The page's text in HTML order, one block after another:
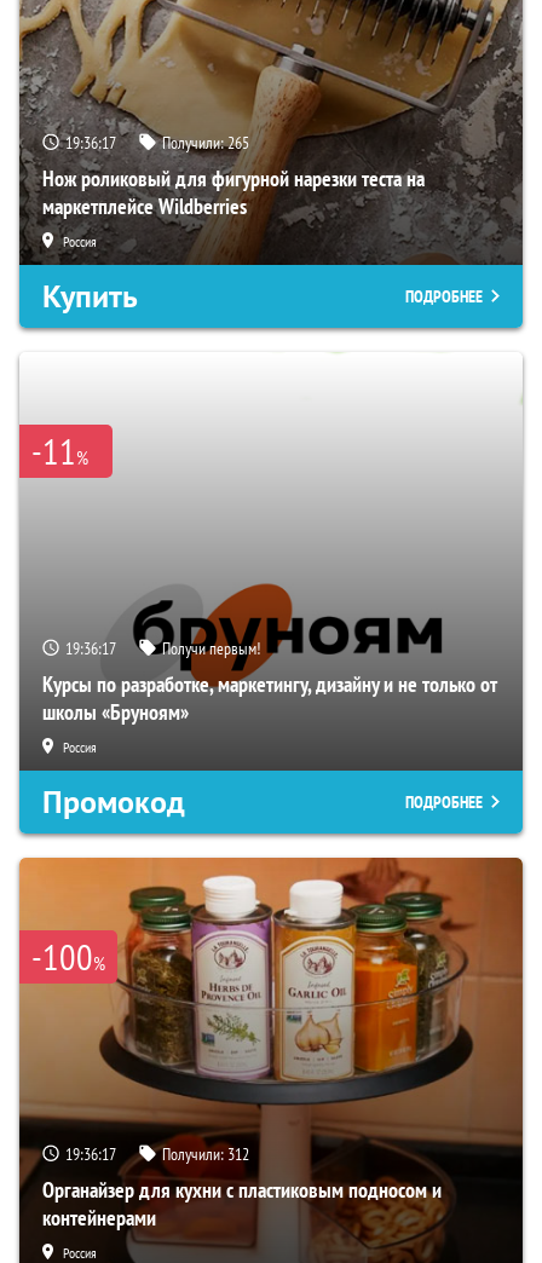
19:36:16 Получили:265
Нож роликовый для фигурной нарезки теста на
маркетплейсе Wildberries
Россия
Купить ПОДРОБНЕЕ
-11%
19:36:16 Получи первым!
Курсы по разработке, маркетингу, дизайну и не только от
школы «Бруноям»
Россия
Промокод ПОДРОБНЕЕ
-100%
19:36:16 Получили: 312
Органайзер для кухни с пластиковым подносом и
контейнерами
Россия